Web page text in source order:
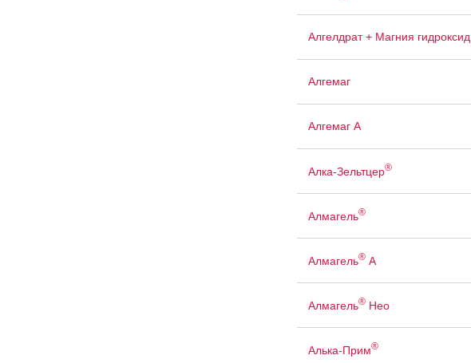
Алгелдрат + Магния гидроксид
Алгемаг
Алгемаг А
Алка-Зельтцер®
Алмагель®
Алмагель®А
Алмагель®Нео
Алька-Прим®